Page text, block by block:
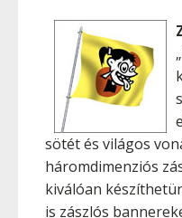
sötét és világos
háromdimenziós
kiválóan
is zászlós